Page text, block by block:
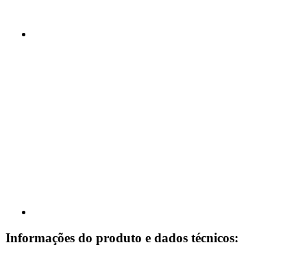
Informações do produto e dados técnicos: